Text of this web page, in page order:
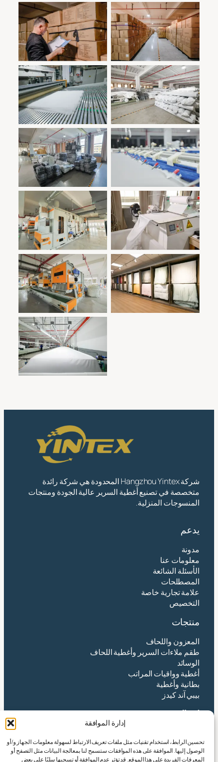
إدارة الموافقة
تحسين الرابط، استخدام تقنيات مثل ملفات تعريف الارتباط لسهولة معلومات الجهاز و/أو
الوصول إليها. الموافقة على هذه الموافقات ستسمح لنا بمعالجة البيانات مثل التصفح أو
المعرفات الفريدة على هذا الموقع. قد تؤثر عدم الموافقة أو تسحبها سلبًا على بعض
منشأة تصنيع حديثة
وفعالة: مساحة عمل
نظيفة ومنظمة جيدًا
مصممة للدقة
والإنتاجية
منشأة تصنيع حديثة
وفعالة: مساحة عمل
نظيفة ومنظمة جيدًا
مصممة للدقة
والإنتاجية
منشأة تصنيع حديثة
وفعالة: مساحة عمل
نظيفة ومنظمة جيدًا
مصممة للدقة
والإنتاجية
منشأة تصنيع حديثة
وفعالة: مساحة عمل
نظيفة ومنظمة جيدًا
مصممة للدقة
والإنتاجية
منشأة تصنيع حديثة
وفعالة: مساحة عمل
نظيفة ومنظمة جيدًا
مصممة للدقة
والإنتاجية
منشأة تصنيع حديثة
وفعالة: مساحة عمل
نظيفة ومنظمة جيدًا
مصممة للدقة
والإنتاجية
منشأة تصنيع حديثة
وفعالة: مساحة عمل
نظيفة ومنظمة جيدًا
مصممة للدقة
والإنتاجية
منشأة تصنيع حديثة
وفعالة: مساحة عمل
نظيفة ومنظمة جيدًا
مصممة للدقة
والإنتاجية
منشأة تصنيع حديثة
وفعالة: مساحة عمل
نظيفة ومنظمة جيدًا
مصممة للدقة
والإنتاجية
منشأة تصنيع حديثة
وفعالة: مساحة عمل
نظيفة ومنظمة جيدًا
مصممة للدقة
والإنتاجية
منشأة تصنيع حديثة
وفعالة: مساحة عمل
نظيفة ومنظمة جيدًا
مصممة للدقة
والإنتاجية
شركة Hangzhou Yintex المحدودة هي شركة رائدة
متخصصة في تصنيع أغطية السرير عالية الجودة ومنتجات
المنسوجات المنزلية.
يدعم
مدونة
معلومات عنا
الأسئلة الشائعة
المصطلحات
علامة تجارية خاصة
التخصيص
منتجات
المعزون واللحاف
طقم ملاءات السرير وأغطية اللحاف
الوسائد
أغطية وواقيات المراتب
بطانية وأغطية
بيبي آند كيدز
اتصال
العنوان:رقم 490 طريق تانغتشيشا، شارع شينجي،
منطقة شياوشان، مدينة هانغتشو، مقاطعة تشجيانغ